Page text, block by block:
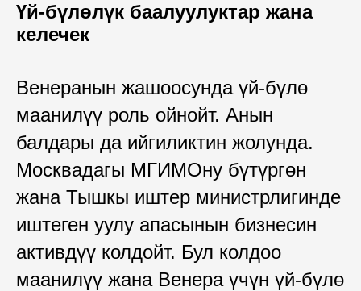
Үй-бүлөлүк баалуулуктар жана
келечек
Венеранын жашоосунда үй-бүлө
маанилүү роль ойнойт. Анын
балдары да ийгиликтин жолунда.
Москвадагы МГИМОну бүтүргөн
жана Тышкы иштер министрлигинде
иштеген уулу апасынын бизнесин
активдүү колдойт. Бул колдоо
маанилүү жана Венера үчүн үй-бүлө